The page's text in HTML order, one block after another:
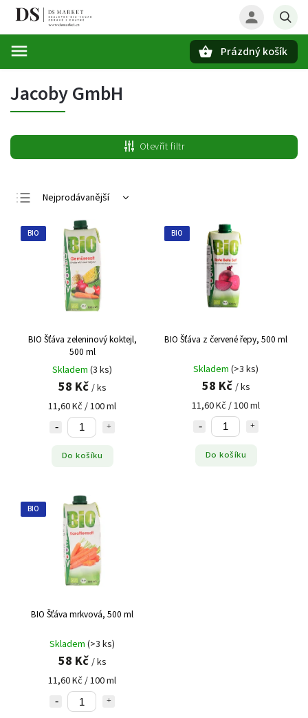
Prázdný košík
Jacoby GmbH
Otevřít filtr
Nejprodávanější
Nejlevnější
Nejdražší
Abecedně
BIO
BIO Šťáva zeleninový koktejl,
500 ml
Skladem (3 ks)
58 Kč / ks
11,60 Kč / 100 ml
Do košíku
BIO
BIO Šťáva z červené řepy, 500 ml
Skladem (>3 ks)
58 Kč / ks
11,60 Kč / 100 ml
Do košíku
BIO
BIO Šťáva mrkvová, 500 ml
Skladem (>3 ks)
58 Kč / ks
11,60 Kč / 100 ml